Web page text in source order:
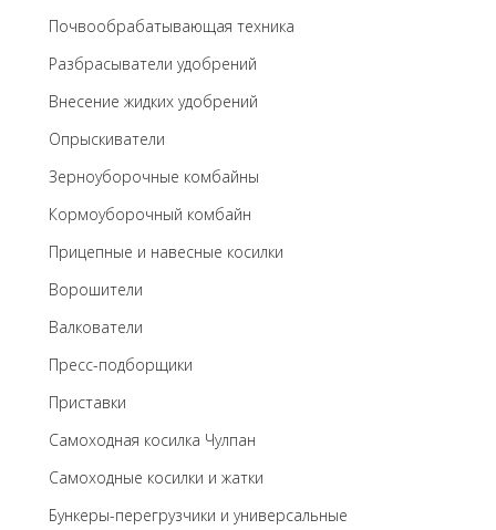
Почвообрабатывающая техника
Разбрасыватели удобрений
Внесение жидких удобрений
Опрыскиватели
Зерноуборочные комбайны
Кормоуборочный комбайн
Прицепные и навесные косилки
Ворошители
Валкователи
Пресс-подборщики
Приставки
Самоходная косилка Чулпан
Самоходные косилки и жатки
Бункеры-перегрузчики и универсальные